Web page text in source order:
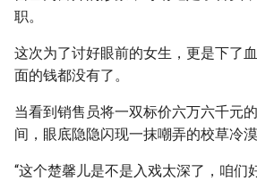
职。
这次为了讨好眼前的女生，更是下了
面的钱都没有了。
当看到销售员将一双标价六万六千元
间，眼底隐隐闪现一抹嘲弄的校草冷漠
“这个楚馨儿是不是入戏太深了，咱们